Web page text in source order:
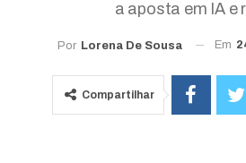
a aposta em IA e
Por Lorena De Sousa Em
Compartilhar